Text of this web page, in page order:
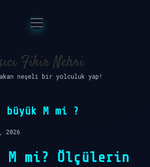
Anasayfa
Politikası
Yasal Uyarı
Hakkımızda
menüyü
aç
Fikir Nehri
neşeli bir yolculuk yap!
büyük M mi ?
2026
M mi? Ölçülerin